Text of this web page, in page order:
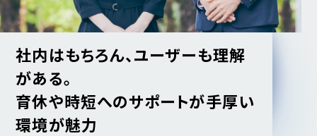
社内はもちろん、ユーザーも理解
がある。
育休や時短へのサポートが手厚い
環境が魅力